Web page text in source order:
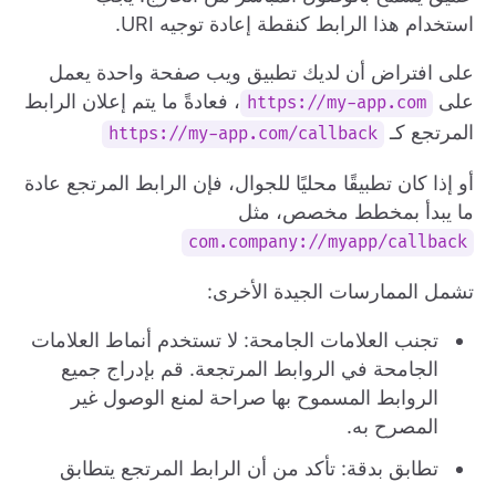
استخدام هذا الرابط كنقطة إعادة توجيه URI.
على افتراض أن لديك تطبيق ويب صفحة واحدة يعمل
على
https://my-app.com ، فعادةً ما يتم إعلان الرابط
المرتجع كـ https://my-app.com/callback
أو إذا كان تطبيقًا محليًا للجوال، فإن الرابط المرتجع عادة
ما يبدأ بمخطط مخصص، مثل
com.company://myapp/callback
تشمل الممارسات الجيدة الأخرى:
تجنب العلامات الجامحة: لا تستخدم أنماط العلامات
الجامحة في الروابط المرتجعة. قم بإدراج جميع
الروابط المسموح بها صراحة لمنع الوصول غير
المصرح به.
تطابق بدقة: تأكد من أن الرابط المرتجع يتطابق